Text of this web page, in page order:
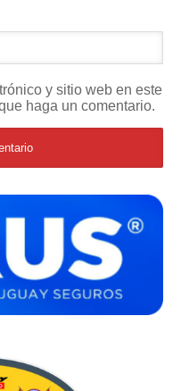
y sitio web en este
haga un comentario.